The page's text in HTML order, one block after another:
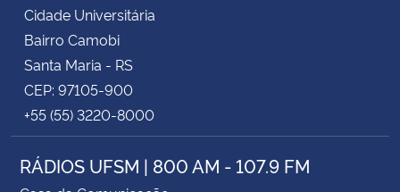
Cidade Universitária
Bairro Camobi
Santa Maria - RS
CEP: 97105-900
+55 (55) 3220-8000
RÁDIOS UFSM | 800 AM - 107.9 FM